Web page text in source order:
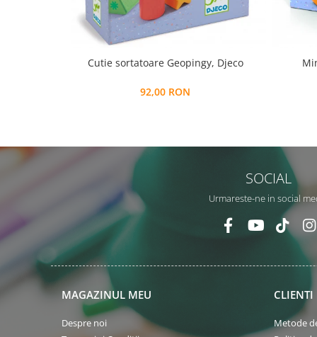
Cutie sortatoare Geopingy, Djeco
92,00 RON
SOCIAL
Urmareste-ne in social
MAGAZINUL MEU
Despre noi
CLIENTI
Metode